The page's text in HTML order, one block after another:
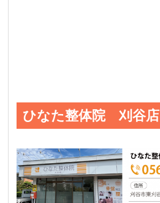
ひなた整体院 刈谷店